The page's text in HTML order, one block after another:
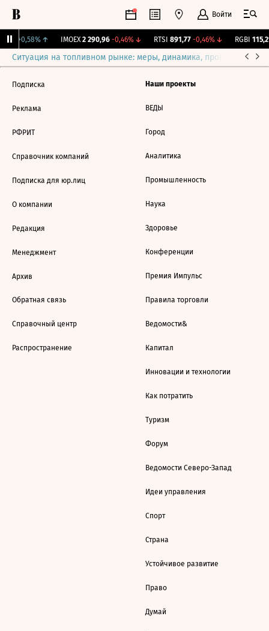
Войти
+0,58%↑ IMOEX 2 290,96 -0,46%↓ RTSI 891,77 -0,46%↓ RGBI 115,21
Ситуация на топливном рынке: меры, динамика, прогнозы
Подписка
Реклама
РФРИТ
Справочник компаний
Подписка для юр.лиц
О компании
Редакция
Менеджмент
Архив
Обратная связь
Справочный центр
Распространение
Наши проекты
ВЕДЫ
Город
Аналитика
Промышленность
Наука
Здоровье
Конференции
Премия Импульс
Правила торговли
Ведомости&
Капитал
Инновации и технологии
Как потратить
Туризм
Форум
Ведомости Северо-Запад
Идеи управления
Спорт
Страна
Устойчивое развитие
Право
Думай